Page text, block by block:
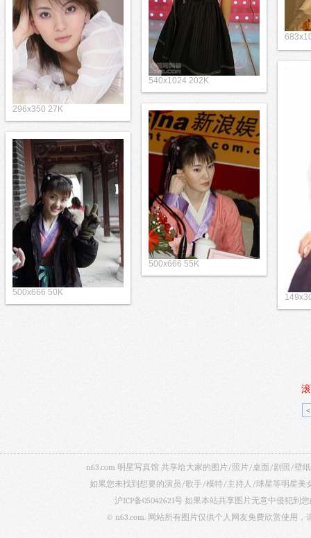
540x1024 202K
296x350 27K
500x666 55K
500x666 50K
n63.com 明星写真馆 共享给大家的图片/照片/桌面/剧照/壁
如果您未找到想要的演员/歌手/模特/主持人/球星等明星美
沪ICP备05042621号 如果本站共享图片无意中侵犯到
© n63.com. 网站所有图片仅供个人网友免费欣赏使用